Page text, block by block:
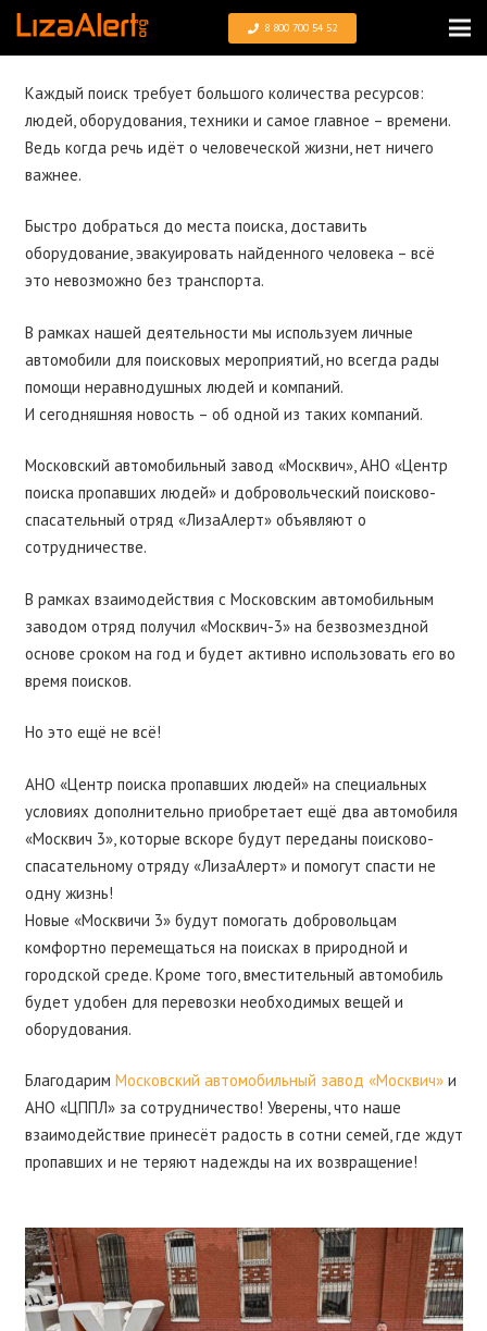
8 800 700 54 52
Каждый поиск требует большого количества ресурсов:
людей, оборудования, техники и самое главное – времени.
Ведь когда речь идёт о человеческой жизни, нет ничего
важнее.
Быстро добраться до места поиска, доставить
оборудование, эвакуировать найденного человека – всё
это невозможно без транспорта.
В рамках нашей деятельности мы используем личные
автомобили для поисковых мероприятий, но всегда рады
помощи неравнодушных людей и компаний.
И сегодняшняя новость – об одной из таких компаний.
Московский автомобильный завод «Москвич», АНО «Центр
поиска пропавших людей» и добровольческий поисково-
спасательный отряд «ЛизаАлерт» объявляют о
сотрудничестве.
В рамках взаимодействия с Московским автомобильным
заводом отряд получил «Москвич-3» на безвозмездной
основе сроком на год и будет активно использовать его во
время поисков.
Но это ещё не всё!
АНО «Центр поиска пропавших людей» на специальных
условиях дополнительно приобретает ещё два автомобиля
«Москвич 3», которые вскоре будут переданы поисково-
спасательному отряду «ЛизаАлерт» и помогут спасти не
одну жизнь!
Новые «Москвичи 3» будут помогать добровольцам
комфортно перемещаться на поисках в природной и
городской среде. Кроме того, вместительный автомобиль
будет удобен для перевозки необходимых вещей и
оборудования.
Благодарим Московский автомобильный завод «Москвич»и
АНО «ЦППЛ» за сотрудничество! Уверены, что наше
взаимодействие принесёт радость в сотни семей, где ждут
пропавших и не теряют надежды на их возвращение!